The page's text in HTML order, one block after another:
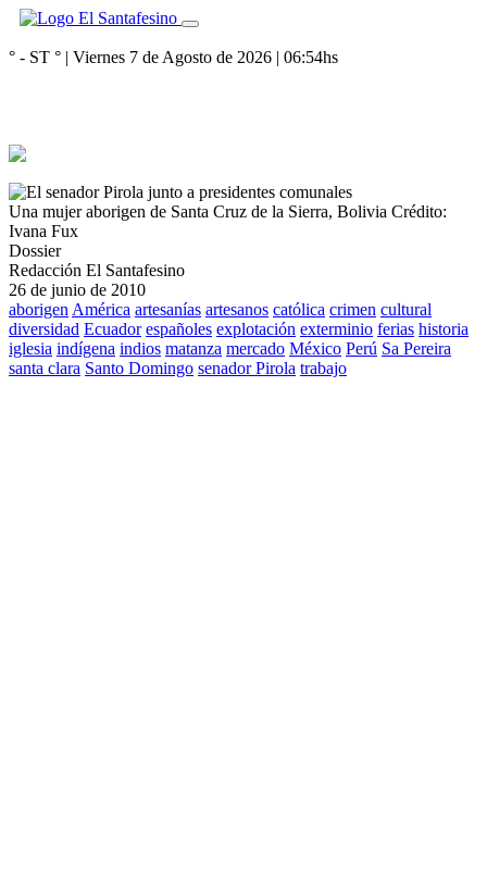
° - ST ° | Viernes 7 de Agosto de 2026 | 06:54hs
Una mujer aborigen de Santa Cruz de la Sierra, Bolivia Crédito:
Ivana Fux
Dossier
Redacción El Santafesino
26 de junio de 2010
aborigen América artesanías artesanos católica crimen cultural
diversidad Ecuador españoles explotación exterminio ferias historia
iglesia indígena indios matanza mercado México Perú Sa Pereira
santa clara Santo Domingo senador Pirola trabajo